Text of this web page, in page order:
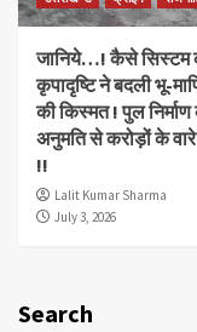
जानिये…! कैसे सिस्टम
कृपादृष्टि ने बदली भू-
की किस्मत ! पुल निर्माण
अनुमति से करोड़ों के
!!
Lalit Kumar Sharma
July 3, 2026
Search